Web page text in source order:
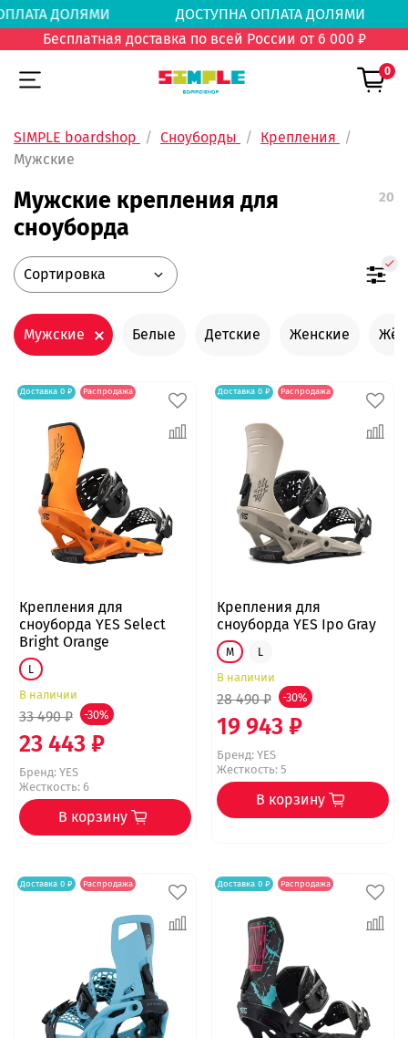
ОПЛАТА ДОЛЯМИ
ДОСТУПНА ОПЛАТА
Бесплатная доставка по всей России от 6 000 ₽
0
SIMPLE boardshop Сноуборды
Крепления
Мужские
Мужские крепления для
сноуборда
20
Мужские Белые Детские Женские
Доставка 0 ₽ Распродажа
Крепления для
сноуборда YES Select
Bright Orange
L
В наличии
33 490 ₽ -30%
23 443 ₽
Бренд:YES
Жесткость: 6
В корзину
Доставка 0 ₽ Распродажа
Крепления для
сноуборда YES Ipo Gray
M L
В наличии
28 490 ₽ -30%
19 943 ₽
Бренд:YES
Жесткость: 5
В корзину
Доставка 0 ₽ Распродажа Доставка 0 ₽ Распродажа